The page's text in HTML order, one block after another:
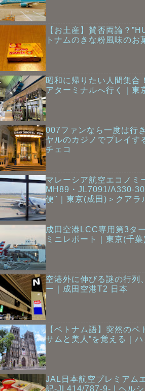
【お土産】賛否両論？
トナムのきな粉風味のお
昭和に帰りたい人間集合
アターミナルへ行く｜東
007ファンなら一度は行
ヤルのカジノでプレイす
チェコ
マレーシア航空エコノミ
MH89・JL7091/A330-
便"｜東京(成田)＞クアラ
成田空港LCC専用第3タ
ミニレポート｜東京(千
空港外に伸びる謎の行列
ー｜成田空港T2 日本
【ベトナム語】突然のベ
サムと美人”を覚える｜
JAL日本航空プレミアム
記-JL414/787-9- | ヘル